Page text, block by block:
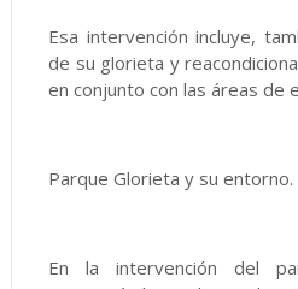
Esa intervención incluye,
de su glorieta y
en conjunto con las áreas de
Parque Glorieta y su entorno.
En la intervención del